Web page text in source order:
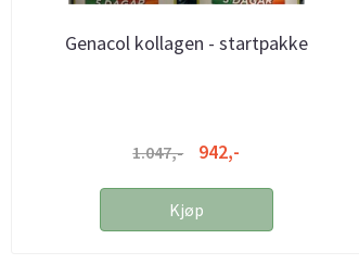
Genacol kollagen - startpakke
1.047,- 942,-
Kjøp